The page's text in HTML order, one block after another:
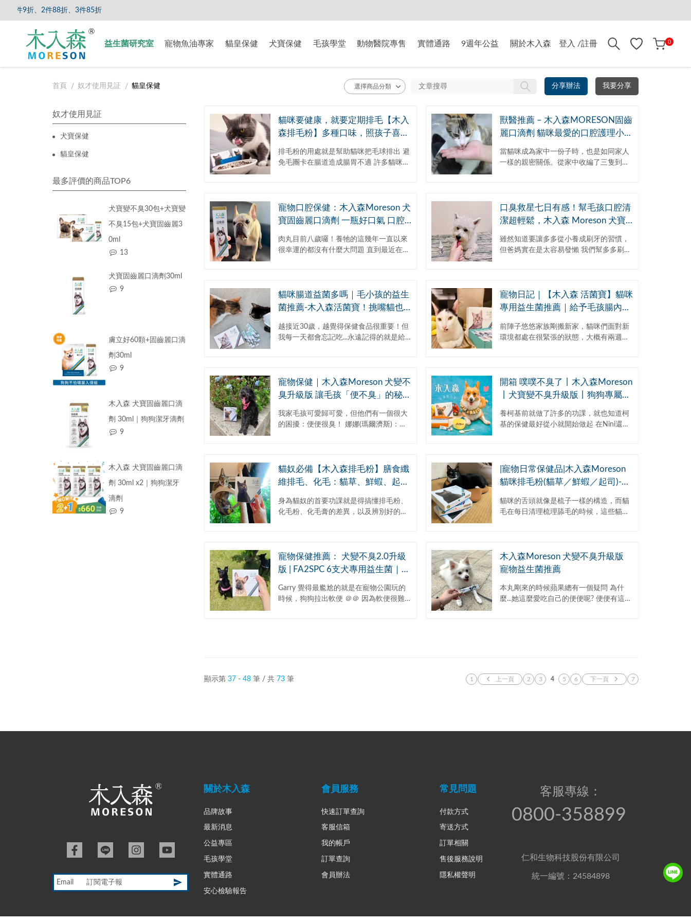
9折、2件88折、3件85折
益生菌研究室 寵物魚油專家 貓皇保健 犬寶保健 毛孩學堂 動物醫院專售 實體通路 9週年公益 關於木入森 登入 /註冊 0
首頁 奴才使用見証 貓皇保健 分享辦法 我要分享
奴才使用見証
犬寶保健
貓皇保健
最多評價的商品TOP6
犬寶變不臭30包+犬寶變
不臭15包+犬寶固齒麗3
0ml
13
犬寶固齒麗口滴劑30ml
9
膚立好60顆+固齒麗口滴
劑30ml
9
木入森 犬寶固齒麗口滴
劑 30ml｜狗狗潔牙滴劑
9
木入森 犬寶固齒麗口滴
劑 30ml x2｜狗狗潔牙
滴劑
9
貓咪要健康，就要定期排毛【木入
森排毛粉】多種口味，照孩子喜好
挑選｜Misha開美料 x Cat
排毛粉的用處就是幫助貓咪把毛球排出 避
免毛團卡在腸道造成腸胃不適 許多貓咪會
獸醫推薦 – 木入森MORESON固齒
麗口滴劑 貓咪最愛的口腔護理小幫
手
當貓咪成為家中一份子時，也是如同家人
一樣的親密關係。從家中收編了三隻到現
寵物口腔保健：木入森Moreson 犬
寶固齒麗口滴劑 一瓶好口氣 口腔
更健康 狗狗口腔清潔 口臭｜齒垢
｜流口水｜口腔問題 狗狗刷牙 牙
肉丸目前八歲囉！養牠的這幾年一直以來
很幸運的都沒有什麼大問題 直到最近在幫
口臭救星七日有感！幫毛孩口腔清
潔超輕鬆，木入森 Moreson 犬寶
固齒麗口滴劑
雖然知道要讓多多從小養成刷牙的習慣，
但爸媽實在是太容易發懶 我們幫多多刷牙
貓咪腸道益菌多嗎｜毛小孩的益生
菌推薦-木入森活菌寶！挑嘴貓也
越接近30歲，越覺得保健食品很重要！但
我每一天都會忘記吃...永遠記得的就是給
寵物日記｜【木入森 活菌寶】貓咪
專用益生菌推薦｜給予毛孩腸內好
健康！
前陣子悠悠家族剛搬新家，貓咪們面對新
環境都處在很緊張的狀態，大概有兩週左
寵物保健｜木入森Moreson 犬變不
臭升級版 讓毛孩「便不臭」的秘密
武器！
我家毛孩可愛歸可愛，但他們有一個很大
的困擾：便便很臭！ 娜娜(瑪爾濟斯)：因
開箱 噗噗不臭了丨木入森Moreson
丨犬寶變不臭升級版丨狗狗專屬寵
物益生菌
養柯基前就做了許多的功課，就也知道柯
基的保健最好從小就開始做起 在Nini還小
貓奴必備【木入森排毛粉】膳食纖
維排毛、化毛：貓草、鮮蝦、起司
風味｜水溶膳食纖維 德國JRS洋車
前子
身為貓奴的首要功課就是得搞懂排毛粉、
化毛粉、化毛膏的差異，以及辨別好的化
|寵物日常保健品|木入森Moreson
貓咪排毛粉(貓草／鮮蝦／起司)-3
天搞定貓咪換毛季
貓咪的舌頭就像是梳子一樣的構造，而貓
毛在每日清理梳理舔毛的時候，這些貓毛
寵物保健推薦： 犬變不臭2.0升級
版 | FA2SPC 6支犬專用益生菌｜好
菌鐵三角A+B+C菌
Garry 覺得最尷尬的就是在寵物公園玩的
時候，狗狗拉出軟便 ＠＠ 因為軟便很難
木入森Moreson 犬變不臭升級版
寵物益生菌推薦
本丸剛來的時候蘋果總有一個疑問 為什
麼...她這麼愛吃自己的便便呢? 便便有這麼
顯示第 37 - 48 筆 / 共 73 筆 1 上一頁 2 3 4 5 6 下一頁 7
客服專線：
0800-358899
仁和生物科技股份有限公司
統一編號：24584898
關於木入森
品牌故事
最新消息
公益專區
毛孩學堂
實體通路
安心檢驗報告
會員服務
快速訂單查詢
客服信箱
我的帳戶
訂單查詢
會員辦法
常見問題
付款方式
寄送方式
訂單相關
售後服務說明
隱私權聲明
Email